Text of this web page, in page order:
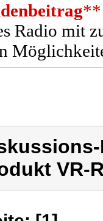
**
Radio mit
VR-